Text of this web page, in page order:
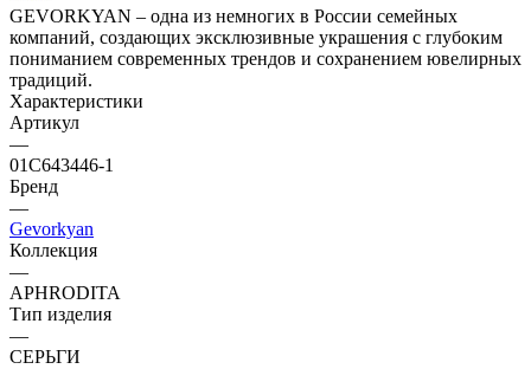
GEVORKYAN – одна из немногих в России семейных
компаний, создающих эксклюзивные украшения с глубоким
пониманием современных трендов и сохранением ювелирных
традиций.
Характеристики
Артикул
—
01С643446-1
Бренд
—
Gevorkyan
Коллекция
—
APHRODITA
Тип изделия
—
СЕРЬГИ